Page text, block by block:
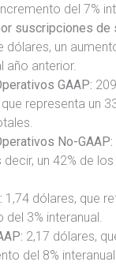
del 7%
suscripciones de
dólares, un
año anterior.
GAAP:
representa un
No-GAAP:
decir, un 42% de
1,74 dólares, que
del 3% interanual.
2,17 dólares,
del 8%